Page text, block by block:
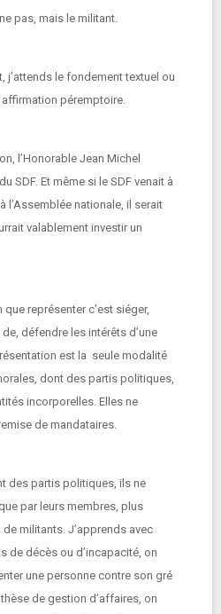
pas, mais le militant.
j’attends le fondement textuel ou
péremptoire.
l’Honorable Jean Michel
SDF. Et même si le SDF venait à
l’Assemblée nationale, il serait
valablement investir un
représenter c’est siéger,
défendre les intérêts d’une
est la seule modalité
dont des partis politiques,
incorporelles. Elles ne
de mandataires.
des partis politiques, ils ne
par leurs membres, plus
militants. J’apprends avec
de décès ou d’incapacité, on
une personne contre son gré
de gestion d’affaires, on